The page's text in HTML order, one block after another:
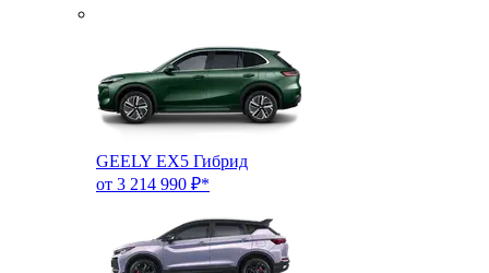
GEELY EX5 Гибрид
от 3 214 990 ₽*